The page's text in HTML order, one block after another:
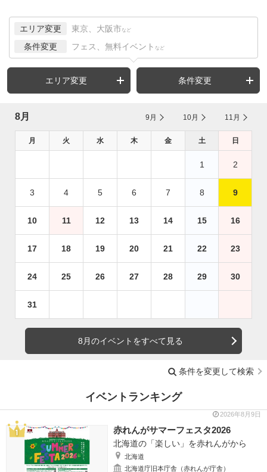
エリア変更 東京、大阪市 など
条件変更 フェス、無料イベント など
エリア変更 条件変更
8月 9月 10月 11月
月 火 水 木 金 土 日
1 2
3 4 5 6 7 8 9
10 11 12 13 14 15 16
17 18 19 20 21 22 23
24 25 26 27 28 29 30
31
8月のイベントをすべて見る
条件を変更して検索
イベントランキング
2026年8月9日
赤れんがサマーフェスタ2026
北海道の「楽しい」を赤れんがから
北海道
北海道庁旧本庁舎（赤れんが庁舎）